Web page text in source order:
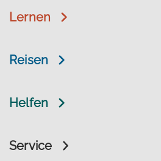
Lernen
Reisen
Helfen
Service